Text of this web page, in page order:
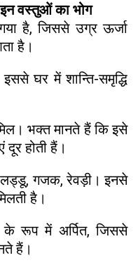
इन वस्तुओं का भोग
है, जिससे उग्र ऊर्जा
है।
घर में शान्ति-समृद्धि
भक्त मानते हैं कि इसे
होती हैं।
गजक, रेवड़ी। इनसे
है।
रूप में अर्पित, जिससे
हैं।